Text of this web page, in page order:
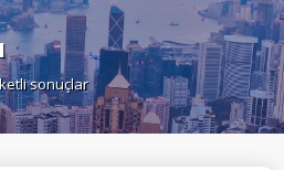
sonuçlar